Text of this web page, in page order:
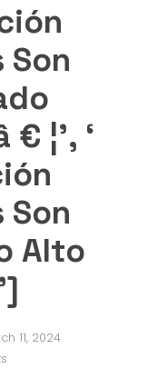
Son
¦’, ‘
Son
Alto
11, 2024